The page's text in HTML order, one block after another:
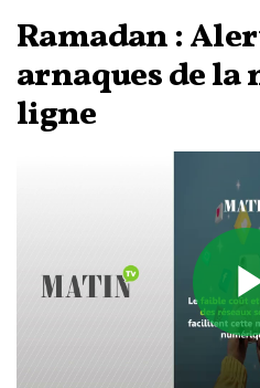
Ramadan :
arnaques de la
ligne